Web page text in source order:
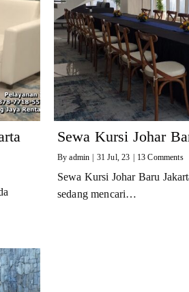
Sewa Kursi Johar
Byadmin 31 Jul, 23 13 Comments
Sewa Kursi Johar Baru
sedang mencari…